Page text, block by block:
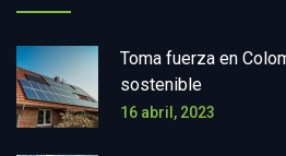
Toma fuerza en
sostenible
16 abril, 2023